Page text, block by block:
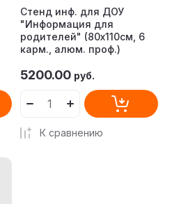
Стенд инф. для ДОУ
"Информация для
родителей" (80х110см, 6
карм., алюм. проф.)
5200.00 руб.
К сравнению